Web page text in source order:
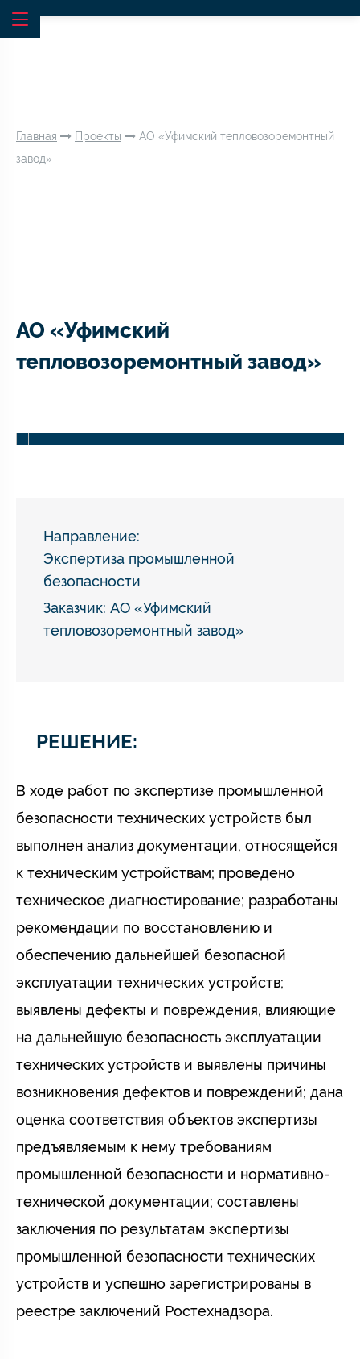
Главная Проекты
АО «Уфимский тепловозоремонтный
завод»
АО «Уфимский
тепловозоремонтный завод»
Направление:
Экспертиза промышленной
безопасности
Заказчик: АО «Уфимский
тепловозоремонтный завод»
РЕШЕНИЕ:
В ходе работ по экспертизе промышленной
безопасности технических устройств был
выполнен анализ документации, относящейся
к техническим устройствам; проведено
техническое диагностирование; разработаны
рекомендации по восстановлению и
обеспечению дальнейшей безопасной
эксплуатации технических устройств;
выявлены дефекты и повреждения, влияющие
на дальнейшую безопасность эксплуатации
технических устройств и выявлены причины
возникновения дефектов и повреждений; дана
оценка соответствия объектов экспертизы
предъявляемым к нему требованиям
промышленной безопасности и нормативно-
технической документации; составлены
заключения по результатам экспертизы
промышленной безопасности технических
устройств и успешно зарегистрированы в
реестре заключений Ростехнадзора.